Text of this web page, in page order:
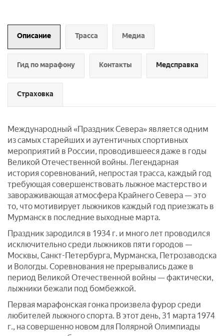
Описание Трасса Медиа
Гид по марафону Контакты Медсправка
Страховка
Международный «Праздник Севера» является одним
из самых старейших и аутентичных спортивных
мероприятий в России, проводившееся даже в годы
Великой Отечественной войны. Легендарная
история соревнований, непростая трасса, каждый год
требующая совершенствовать лыжное мастерство и
завораживающая атмосфера Крайнего Севера — это
то, что мотивирует лыжников каждый год приезжать в
Мурманск в последние выходные марта.
Праздник зародился в 1934 г. и много лет проводился
исключительно среди лыжников пяти городов —
Москвы, Санкт-Петербурга, Мурманска, Петрозаводска
и Вологды. Соревнования не прерывались даже в
период Великой Отечественной войны — фактически,
лыжники бежали под бомбежкой.
Первая марафонская гонка произвела фурор среди
любителей лыжного спорта. В этот день, 31 марта 1974
г., на совершенно новом для Полярной Олимпиады